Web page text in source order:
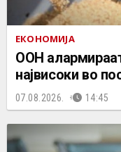
ЕКОНОМИЈА
ООН
највисоки во
07.08.2026. 14:45